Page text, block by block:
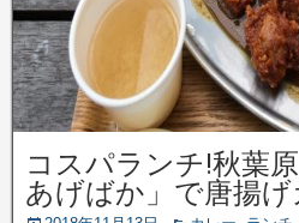
コスパランチ!秋葉
あげばか」で唐揚